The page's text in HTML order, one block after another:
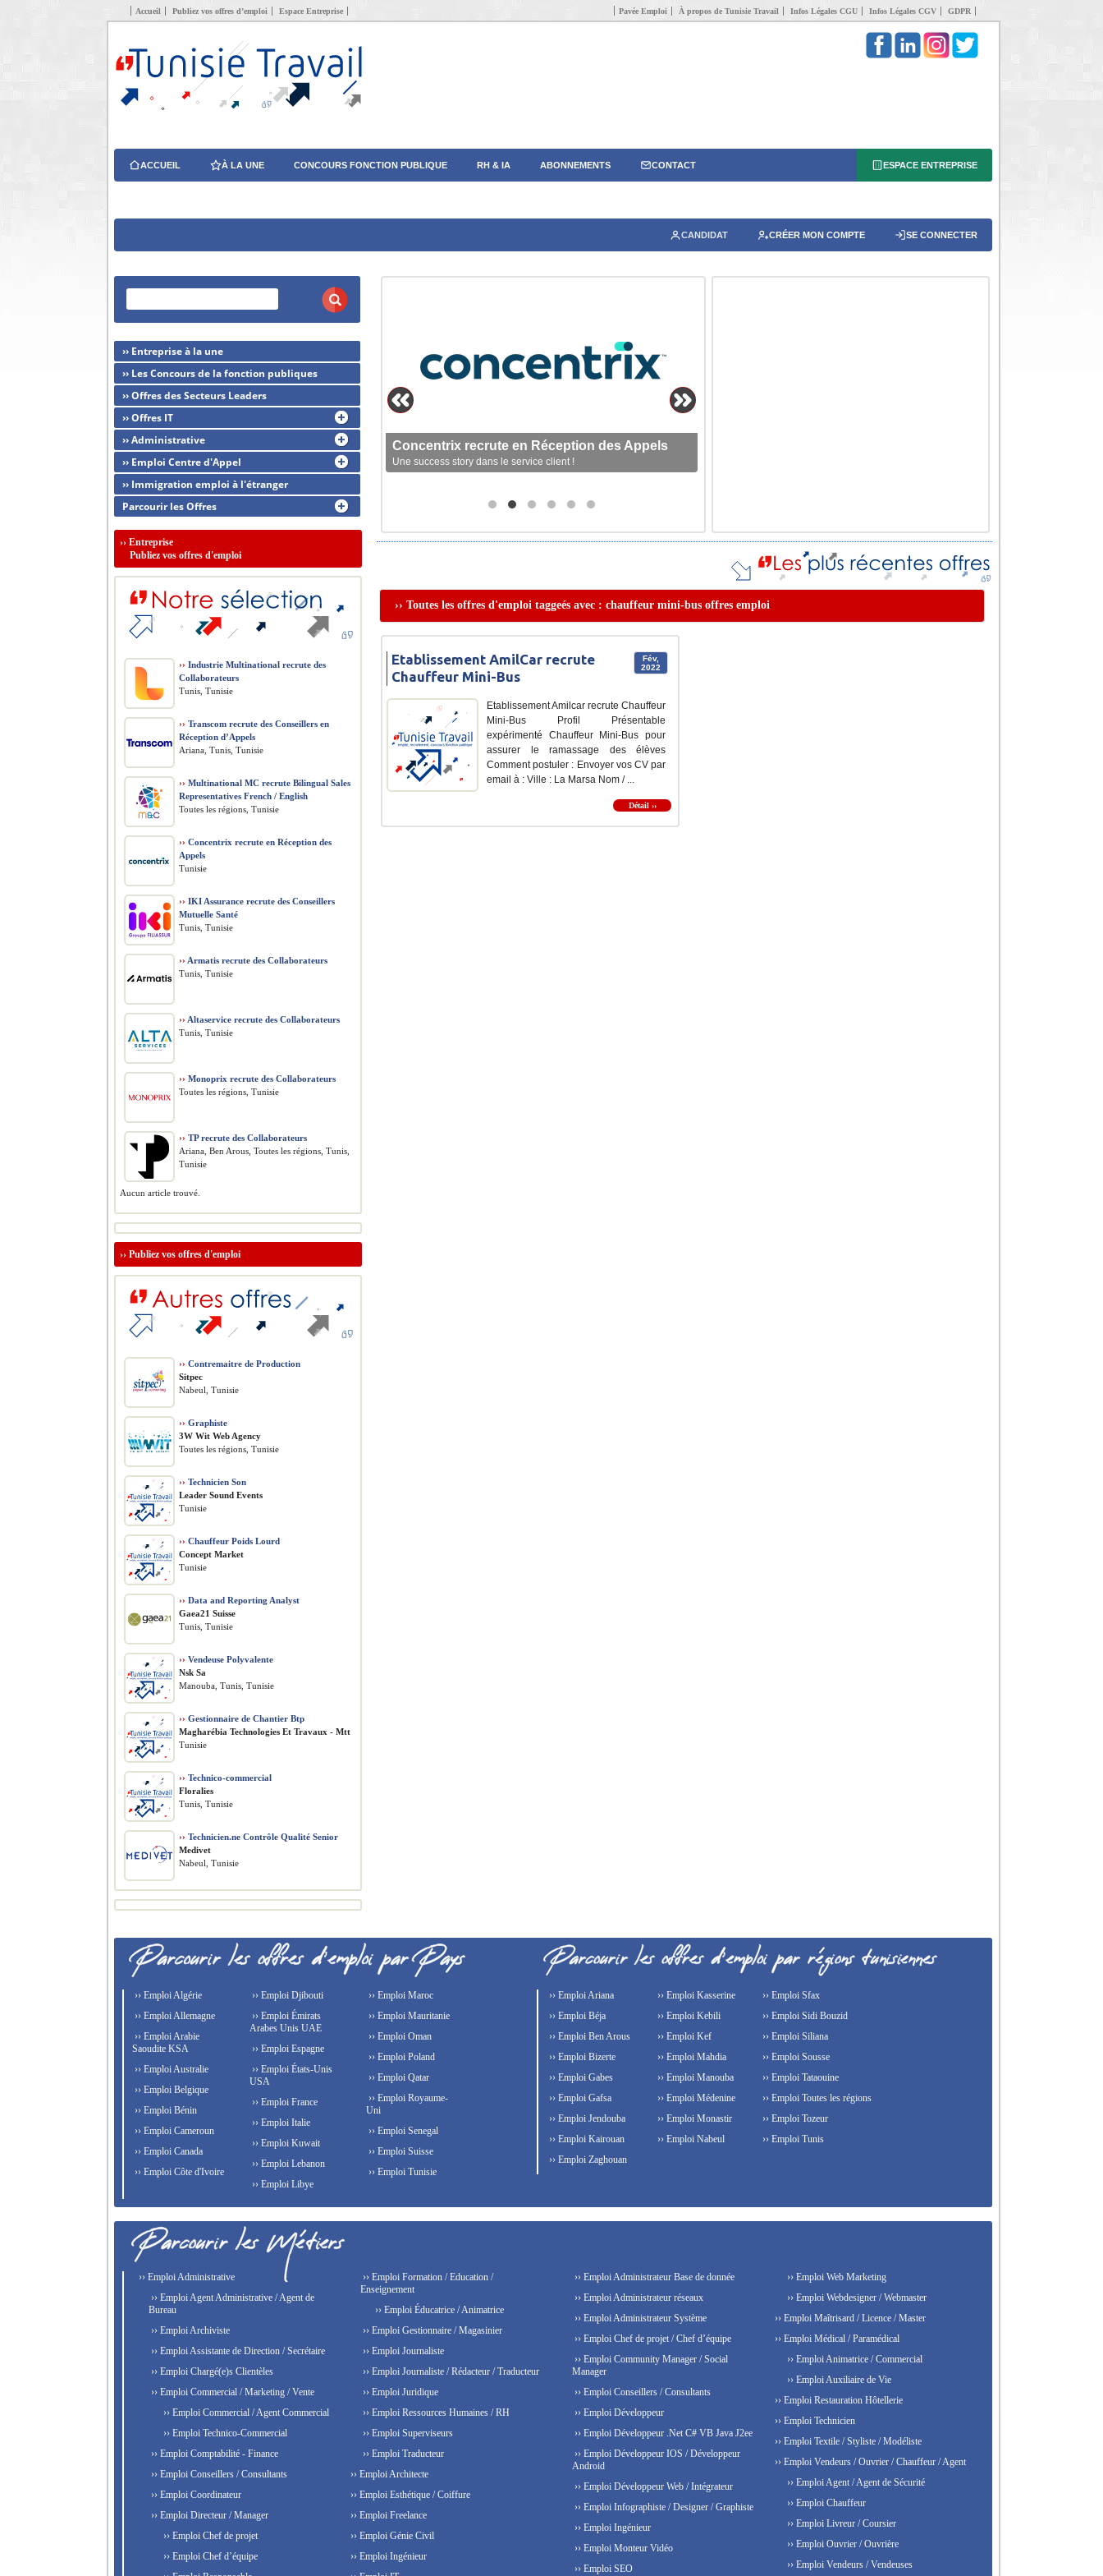
Accueil Publiez vos offres d’emploi Espace Entreprise Pavée Emploi À propos de Tunisie Travail Infos Légales CGU Infos Légales CGV GDPR
ACCUEIL À LA UNE CONCOURS FONCTION PUBLIQUE RH & IA ABONNEMENTS CONTACT ESPACE ENTREPRISE
CANDIDAT CRÉER MON COMPTE SE CONNECTER
Concentrix recrute en Réception des Appels
Une success story dans le service client !
›› Toutes les offres d'emploi taggeés avec : chauffeur mini-bus offres emploi
Fév,
2022
Etablissement AmilCar recrute
Chauffeur Mini-Bus
Etablissement Amilcar recrute Chauffeur
Mini-Bus Profil Présentable
expérimenté Chauffeur Mini-Bus pour
assurer le ramassage des élèves
Comment postuler : Envoyer vos CV par
email à : Ville : La Marsa Nom / ...
Détail ››
›› Entreprise à la une
›› Les Concours de la fonction publiques
›› Offres des Secteurs Leaders
›› Offres IT
›› Administrative
›› Emploi Centre d'Appel
›› Immigration emploi à l'étranger
Parcourir les Offres
›› Entreprise
Publiez vos offres d'emploi
›› Industrie Multinational recrute des
Collaborateurs
Tunis, Tunisie
›› Transcom recrute des Conseillers en
Réception d’Appels
Ariana, Tunis, Tunisie
›› Multinational MC recrute Bilingual Sales
Representatives French / English
Toutes les régions, Tunisie
›› Concentrix recrute en Réception des
Appels
Tunisie
›› IKI Assurance recrute des Conseillers
Mutuelle Santé
Tunis, Tunisie
›› Armatis recrute des Collaborateurs
Tunis, Tunisie
›› Altaservice recrute des Collaborateurs
Tunis, Tunisie
›› Monoprix recrute des Collaborateurs
Toutes les régions, Tunisie
›› TP recrute des Collaborateurs
Ariana, Ben Arous, Toutes les régions, Tunis,
Tunisie
Aucun article trouvé.
›› Publiez vos offres d'emploi
›› Contremaitre de Production
Sitpec
Nabeul, Tunisie
›› Graphiste
3W Wit Web Agency
Toutes les régions, Tunisie
›› Technicien Son
Leader Sound Events
Tunisie
›› Chauffeur Poids Lourd
Concept Market
Tunisie
›› Data and Reporting Analyst
Gaea21 Suisse
Tunis, Tunisie
›› Vendeuse Polyvalente
Nsk Sa
Manouba, Tunis, Tunisie
›› Gestionnaire de Chantier Btp
Magharébia Technologies Et Travaux - Mtt
Tunisie
›› Technico-commercial
Floralies
Tunis, Tunisie
›› Technicien.ne Contrôle Qualité Senior
Medivet
Nabeul, Tunisie
›› Emploi Algérie
›› Emploi Allemagne
›› Emploi Arabie
Saoudite KSA
›› Emploi Australie
›› Emploi Belgique
›› Emploi Bénin
›› Emploi Cameroun
›› Emploi Canada
›› Emploi Côte d'Ivoire
›› Emploi Djibouti
›› Emploi Émirats
Arabes Unis UAE
›› Emploi Espagne
›› Emploi États-Unis
USA
›› Emploi France
›› Emploi Italie
›› Emploi Kuwait
›› Emploi Lebanon
›› Emploi Libye
›› Emploi Maroc
›› Emploi Mauritanie
›› Emploi Oman
›› Emploi Poland
›› Emploi Qatar
›› Emploi Royaume-
Uni
›› Emploi Senegal
›› Emploi Suisse
›› Emploi Tunisie
›› Emploi Ariana
›› Emploi Béja
›› Emploi Ben Arous
›› Emploi Bizerte
›› Emploi Gabes
›› Emploi Gafsa
›› Emploi Jendouba
›› Emploi Kairouan
›› Emploi Kasserine
›› Emploi Kebili
›› Emploi Kef
›› Emploi Mahdia
›› Emploi Manouba
›› Emploi Médenine
›› Emploi Monastir
›› Emploi Nabeul
›› Emploi Sfax
›› Emploi Sidi Bouzid
›› Emploi Siliana
›› Emploi Sousse
›› Emploi Tataouine
›› Emploi Toutes les régions
›› Emploi Tozeur
›› Emploi Tunis
›› Emploi Zaghouan
›› Emploi Administrative
›› Emploi Agent Administrative / Agent de
Bureau
›› Emploi Archiviste
›› Emploi Assistante de Direction / Secrétaire
›› Emploi Chargé(e)s Clientèles
›› Emploi Commercial / Marketing / Vente
›› Emploi Commercial / Agent Commercial
›› Emploi Technico-Commercial
›› Emploi Comptabilité - Finance
›› Emploi Conseillers / Consultants
›› Emploi Coordinateur
›› Emploi Directeur / Manager
›› Emploi Chef de projet
›› Emploi Chef d’équipe
›› Emploi Formation / Education /
Enseignement
›› Emploi Éducatrice / Animatrice
›› Emploi Gestionnaire / Magasinier
›› Emploi Journaliste
›› Emploi Journaliste / Rédacteur / Traducteur
›› Emploi Juridique
›› Emploi Ressources Humaines / RH
›› Emploi Superviseurs
›› Emploi Traducteur
›› Emploi Architecte
›› Emploi Esthétique / Coiffure
›› Emploi Freelance
›› Emploi Génie Civil
›› Emploi Ingénieur
›› Emploi Administrateur Base de donnée
›› Emploi Administrateur réseaux
›› Emploi Administrateur Système
›› Emploi Chef de projet / Chef d’équipe
›› Emploi Community Manager / Social
Manager
›› Emploi Conseillers / Consultants
›› Emploi Développeur
›› Emploi Développeur .Net C# VB Java J2ee
›› Emploi Développeur IOS / Développeur
Android
›› Emploi Développeur Web / Intégrateur
›› Emploi Infographiste / Designer / Graphiste
›› Emploi Ingénieur
›› Emploi Monteur Vidéo
›› Emploi SEO
›› Emploi Web Marketing
›› Emploi Webdesigner / Webmaster
›› Emploi Maîtrisard / Licence / Master
›› Emploi Médical / Paramédical
›› Emploi Animatrice / Commercial
›› Emploi Auxiliaire de Vie
›› Emploi Restauration Hôtellerie
›› Emploi Technicien
›› Emploi Textile / Styliste / Modéliste
›› Emploi Vendeurs / Ouvrier / Chauffeur / Agent
›› Emploi Agent / Agent de Sécurité
›› Emploi Chauffeur
›› Emploi Livreur / Coursier
›› Emploi Ouvrier / Ouvrière
›› Emploi Vendeurs / Vendeuses